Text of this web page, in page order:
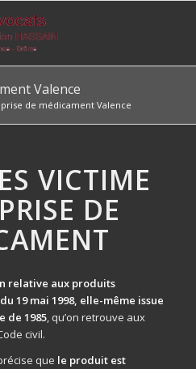
Valence
de médicament Valence
VICTIME
DE
relative aux produits
19 mai 1998, elle-même issue
de 1985, qu’on retrouve aux
civil.
que le produit est